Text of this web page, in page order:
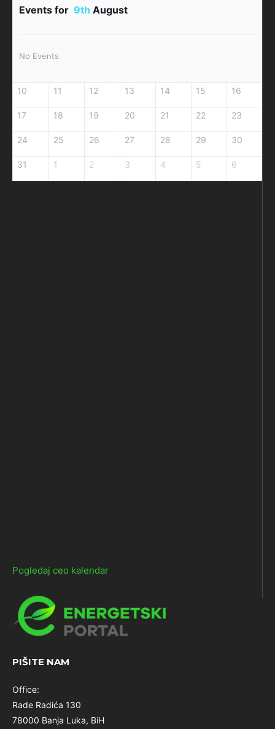
Events for 9th August
No Events
10 11 12 13 14 15 16
17 18 19 20 21 22 23
24 25 26 27 28 29 30
31 1 2 3 4 5 6
Pogledaj ceo kalendar
PIŠITE NAM
Office:
Rade Radića 130
78000 Banja Luka, BiH